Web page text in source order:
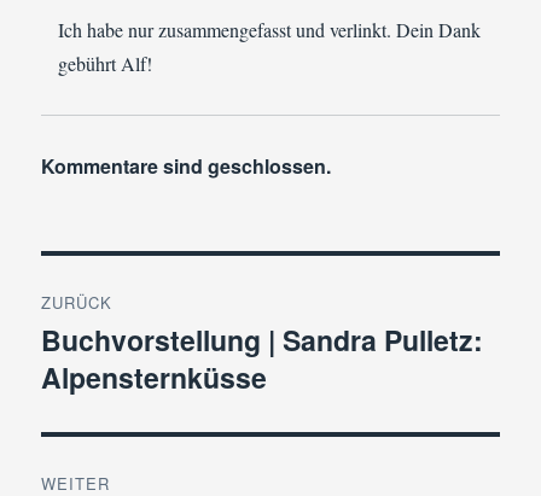
Ich habe nur zusammengefasst und verlinkt. Dein Dank
gebührt Alf!
Kommentare sind geschlossen.
ZURÜCK
Vorheriger
Beitrag:
Buchvorstellung | Sandra Pulletz:
Alpensternküsse
WEITER